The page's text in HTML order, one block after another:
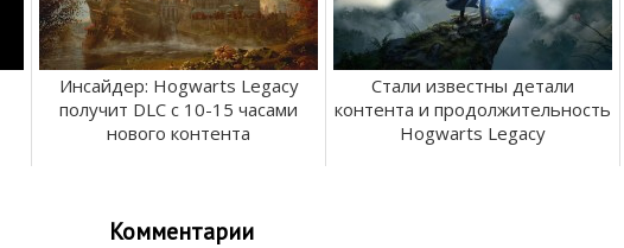
Инсайдер: Hogwarts Legacy
получит DLC с 10-15 часами
нового контента
Стали известны детали
контента и продолжительность
Hogwarts Legacy
Комментарии